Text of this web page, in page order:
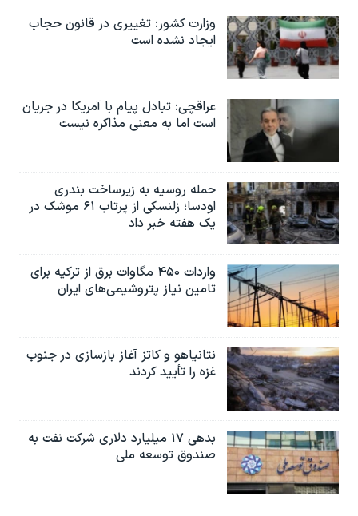
وزارت کشور: تغییری در قانون حجاب
ایجاد نشده است
عراقچی: تبادل پیام با آمریکا در جریان
است اما به معنی مذاکره نیست
حمله روسیه به زیرساخت بندری
اودسا؛ زلنسکی از پرتاب ۶۱ موشک در
یک هفته خبر داد
واردات ۴۵۰ مگاوات برق از ترکیه برای
تامین نیاز پتروشیمی‌های ایران
نتانیاهو و کاتز آغاز بازسازی در جنوب
غزه را تأیید کردند
بدهی ۱۷ میلیارد دلاری شرکت نفت به
صندوق توسعه ملی